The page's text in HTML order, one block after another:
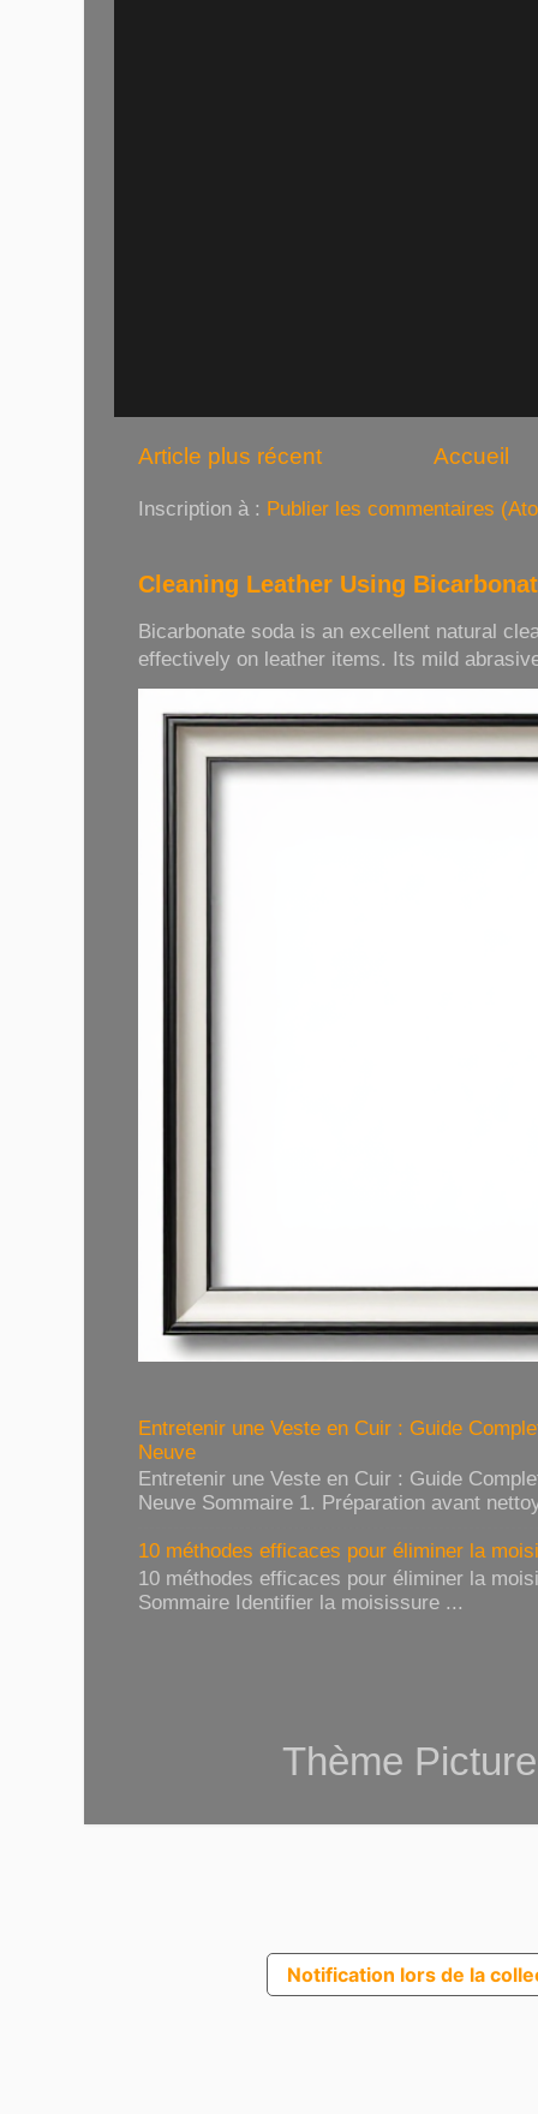
Article plus récent Accueil
Inscription à : Publier les commentaires
Cleaning Leather Using
Bicarbonate soda is an excellent natural
effectively on leather items. Its mild
Entretenir une Veste en Cuir : Guide
Neuve
Entretenir une Veste en Cuir : Guide
Neuve Sommaire 1. Préparation avant
10 méthodes efficaces pour éliminer la
10 méthodes efficaces pour éliminer la
Sommaire Identifier la moisissure ...
Thème
Notification lors de la